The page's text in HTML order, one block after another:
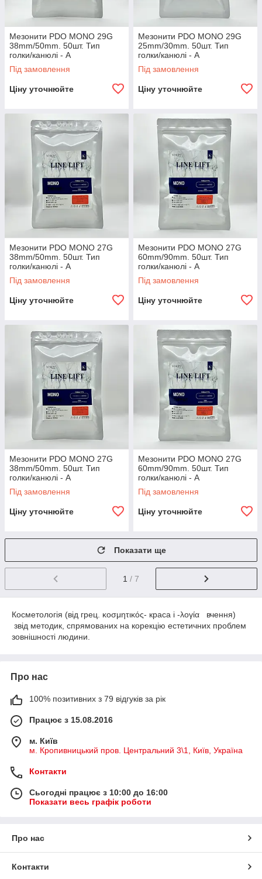
Мезонити PDO MONO 29G
38mm/50mm. 50шт. Тип
голки/канюлі - A
Під замовлення
Ціну уточнюйте
Мезонити PDO MONO 29G
25mm/30mm. 50шт. Тип
голки/канюлі - A
Під замовлення
Ціну уточнюйте
Мезонити PDO MONO 27G
38mm/50mm. 50шт. Тип
голки/канюлі - A
Під замовлення
Ціну уточнюйте
Мезонити PDO MONO 27G
60mm/90mm. 50шт. Тип
голки/канюлі - A
Під замовлення
Ціну уточнюйте
Мезонити PDO MONO 27G
38mm/50mm. 50шт. Тип
голки/канюлі - A
Під замовлення
Ціну уточнюйте
Мезонити PDO MONO 27G
60mm/90mm. 50шт. Тип
голки/канюлі - A
Під замовлення
Ціну уточнюйте
Показати ще
1 / 7
Косметологія (від грец. κοσμητικός- краса і -λογία вчення)
звід методик, спрямованих на корекцію естетичних проблем
зовнішності людини.
Про нас
100% позитивних з 79 відгуків за рік
Працює з 15.08.2016
м. Київ
м. Кропивницький пров. Центральний 3\1, Київ, Україна
Контакти
Сьогодні працює з 10:00 до 16:00
Показати весь графік роботи
Про нас
Контакти